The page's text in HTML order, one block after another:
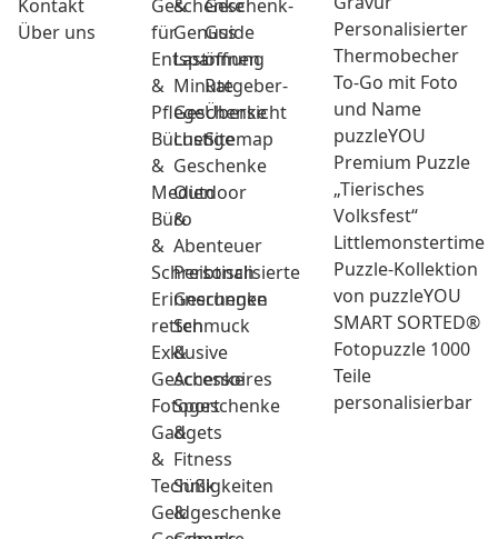
Kontakt
Über uns
Geschenke
für
Entspannung
&
Pflege
Bücher
&
Medien
Büro
&
Schreibtisch
Erinnerungen
retten
Exklusive
Geschenke
Fotogeschenke
Gadgets
&
Technik
Geldgeschenke
&
Genuss
Last
Minute
Geschenke
Lustige
Geschenke
Outdoor
&
Abenteuer
Personalisierte
Geschenke
Schmuck
&
Accessoires
Sport
&
Fitness
Süßigkeiten
&
Geschenk-
Guide
öffnen
Ratgeber-
Übersicht
Sitemap
Personalisierter
Thermobecher
To-Go mit Foto
und Name
puzzleYOU
Premium Puzzle
„Tierisches
Volksfest“
Littlemonstertime
Puzzle-Kollektion
von puzzleYOU
SMART SORTED®
Fotopuzzle 1000
Teile
personalisierbar